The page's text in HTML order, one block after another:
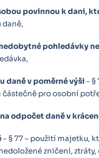
povinnou k dani,
daně,
pohledávky
daně v poměrné výši - §
pro osobní
odpočet daně v
- § 77 – použití majetku,
zničení, ztráty,